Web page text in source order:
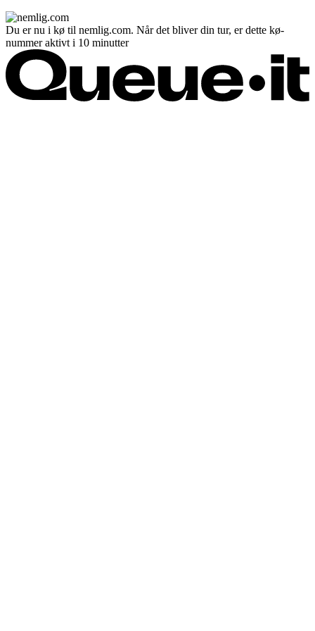
Du er nu i kø til nemlig.com. Når det bliver din tur, er dette kø-
nummer aktivt i 10 minutter